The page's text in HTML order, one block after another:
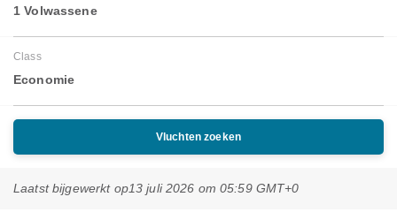
1 Volwassene
Class
Economie
Vluchten zoeken
Laatst bijgewerkt op13 juli 2026 om 05:59 GMT+0